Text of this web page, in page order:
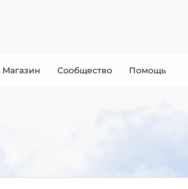
Магазин Сообщество Помощь